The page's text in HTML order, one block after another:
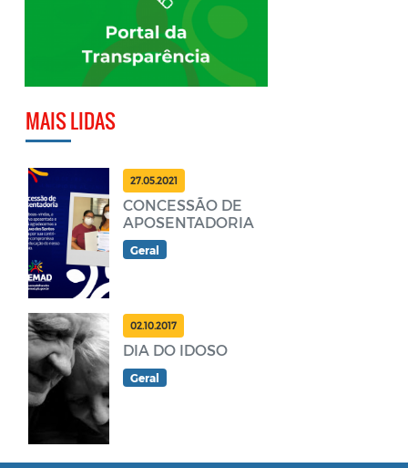
MAIS LIDAS
27.05.2021
CONCESSÃO DE
APOSENTADORIA
Geral
02.10.2017
DIA DO IDOSO
Geral